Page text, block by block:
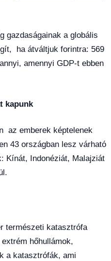
gazdaságainak a globális
ha átváltjuk forintra: 569
amennyi GDP-t ebben
kapunk
az emberek képtelenek
43 országban lesz várható
Kínát, Indonéziát, Malajziát
természeti katasztrófa
hőhullámok,
a katasztrófák, ami